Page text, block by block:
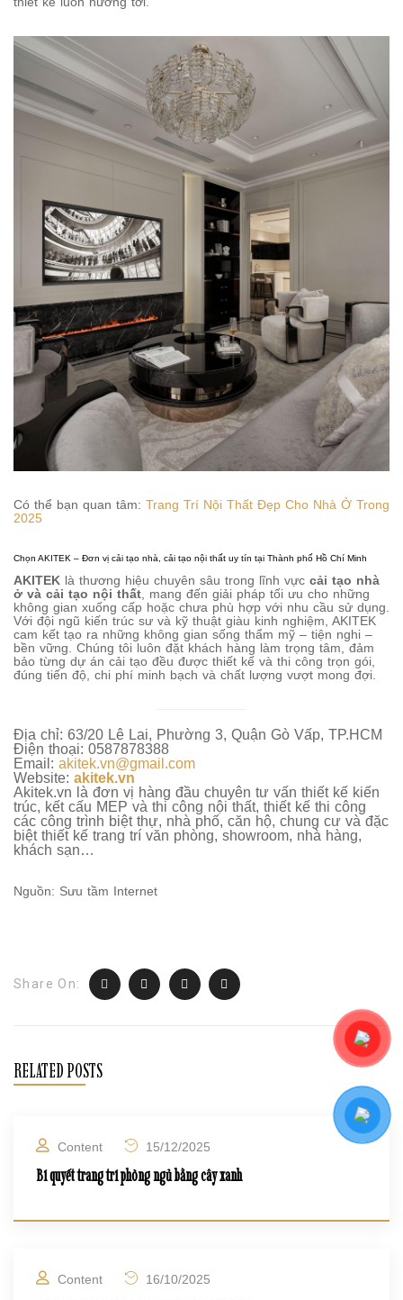
Có thể bạn quan tâm: Trang Trí Nội Thất Đẹp Cho Nhà Ở Trong
2025
Chọn AKITEK – Đơn vị cải tạo nhà, cải tạo nội thất uy tín tại Thành phố Hồ Chí Minh
AKITEK là thương hiệu chuyên sâu trong lĩnh vực cải tạo nhà
ở và cải tạo nội thất , mang đến giải pháp tối ưu cho những
không gian xuống cấp hoặc chưa phù hợp với nhu cầu sử dụng.
Với đội ngũ kiến trúc sư và kỹ thuật giàu kinh nghiệm, AKITEK
cam kết tạo ra những không gian sống thẩm mỹ – tiện nghi –
bền vững. Chúng tôi luôn đặt khách hàng làm trọng tâm, đảm
bảo từng dự án cải tạo đều được thiết kế và thi công trọn gói,
đúng tiến độ, chi phí minh bạch và chất lượng vượt mong đợi.
Địa chỉ: 63/20 Lê Lai, Phường 3, Quận Gò Vấp, TP.HCM
Điện thoại: 0587878388
Email: akitek.vn@gmail.com
Website: akitek.vn
Akitek.vn là đơn vị hàng đầu chuyên tư vấn thiết kế kiến
trúc, kết cấu MEP và thi công nội thất, thiết kế thi công
các công trình biệt thự, nhà phố, căn hộ, chung cư và đặc
biệt thiết kế trang trí văn phòng, showroom, nhà hàng,
khách sạn…
Nguồn: Sưu tầm Internet
Share On:
RELATED POSTS
Content 15/12/2025
Bí quyết trang trí phòng ngủ bằng cây xanh
Content 16/10/2025